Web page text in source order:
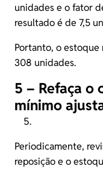
unidades e o fator
resultado é de 7,5
Portanto, o estoque
308 unidades.
5 – Refaça o
mínimo
Periodicamente,
reposição e o